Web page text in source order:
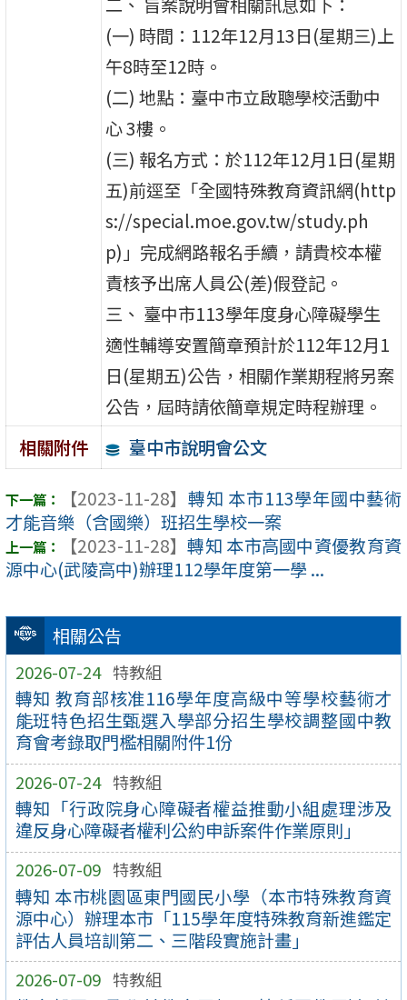
相關公告
2026-07-24 特教組
轉知 教育部核准116學年度高級中等學校藝術才
能班特色招生甄選入學部分招生學校調整國中教
育會考錄取門檻相關附件1份
2026-07-24 特教組
轉知「行政院身心障礙者權益推動小組處理涉及
違反身心障礙者權利公約申訴案件作業原則」
2026-07-09 特教組
轉知 本市桃園區東門國民小學（本市特殊教育資
源中心）辦理本市「115學年度特殊教育新進鑑定
評估人員培訓第二、三階段實施計畫」
2026-07-09 特教組
(一) 時間：112年12月13日(星期三)上
午8時至12時。
(二) 地點：臺中市立啟聰學校活動中
心 3樓。
(三) 報名方式：於112年12月1日(星期
五)前逕至「全國特殊教育資訊網(http
s://special.moe.gov.tw/study.ph
p)」完成網路報名手續，請貴校本權
責核予出席人員公(差)假登記。
三、 臺中市113學年度身心障礙學生
適性輔導安置簡章預計於112年12月1
日(星期五)公告，相關作業期程將另案
公告，屆時請依簡章規定時程辦理。
相關附件
臺中市說明會公文
【2023-11-28】 轉知 本市113學年國中藝術
才能音樂（含國樂）班招生學校一案
【2023-11-28】 轉知 本市高國中資優教育資
源中心(武陵高中)辦理112學年度第一學 ...